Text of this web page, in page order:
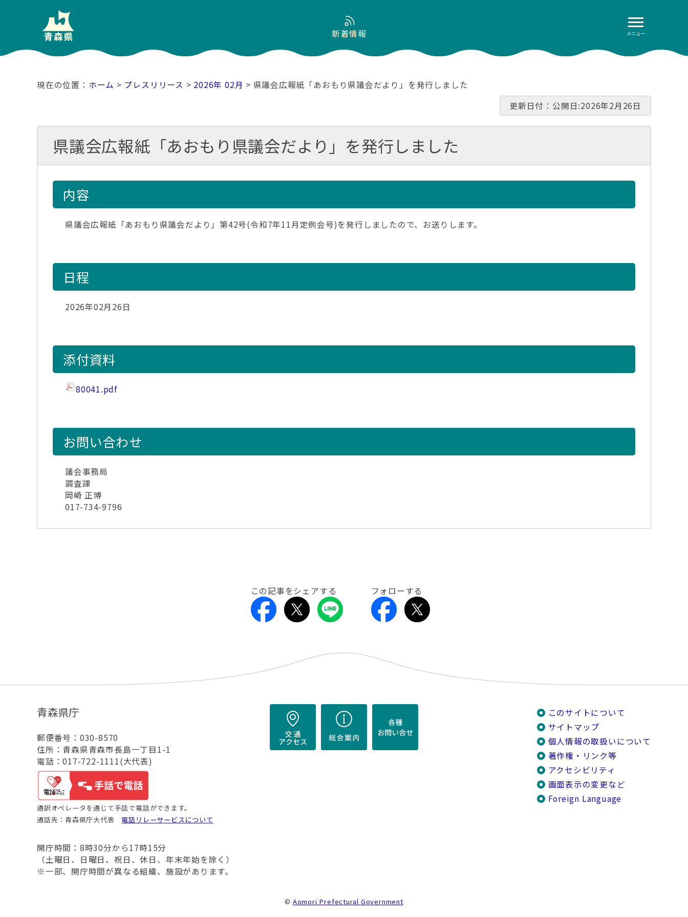
メニュー
新着情報
ホーム > プレスリリース > 2026年 02月 > 県議会広報紙「あおもり県議会だより」を発行しました
更新日付：公開日:2026年2月26日
県議会広報紙「あおもり県議会だより」を発行しました
内容
県議会広報紙「あおもり県議会だより」第42号(令和7年11月定例会号)を発行しましたので、お送りします。
日程
2026年02月26日
添付資料
80041.pdf
お問い合わせ
議会事務局
調査課
岡崎 正博
017-734-9796
この記事をシェアする フォローする
青森県庁
郵便番号：030-8570
住所：青森県青森市長島一丁目1-1
電話：017-722-1111(大代表)
通訳オペレータを通じて手話で電話ができます。
通話先：青森県庁大代表 電話リレーサービスについて
開庁時間：8時30分から17時15分
（土曜日、日曜日、祝日、休日、年末年始を除く）
※一部、開庁時間が異なる組織、施設があります。
このサイトについて
サイトマップ
個人情報の取扱いについて
著作権・リンク等
アクセシビリティ
画面表示の変更など
Foreign Language
© Aomori Prefectural Government